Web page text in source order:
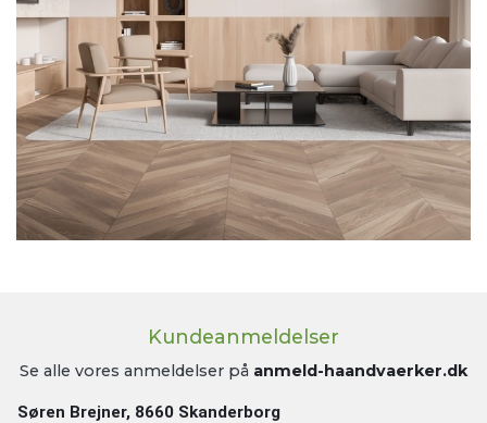
Kundeanmeldelser
Se alle vores anmeldelser på anmeld-haandvaerker.dk
Søren Brejner, 8660 Skanderborg